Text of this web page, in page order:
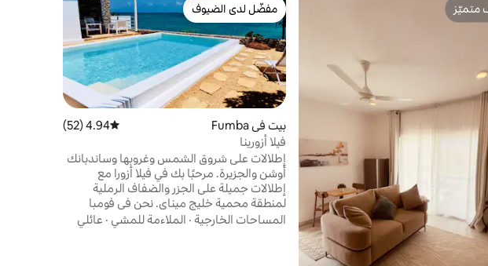
متميّز مفضّل لدى الضيوف
مفضّل لدى الضيوف
بيت في Fumba متوسط التقييم 4.94 من 5، 52 مراجعات
4.94 (52)
فيلا أزورينا
إطلالات على شروق الشمس وغروبها وساندبانك
أوشن والجزيرة. مرحبًا بك في فيلا أزورا مع
إطلالات جميلة على الجزر والضفاف الرملية
لمنطقة محمية خليج ميناي. نحن في فومبا
منطقة هادئة على بعد 20 دقيقة من ستون تاون
التاريخية و 20 دقيقة من المطار. نحن نوفر
المساحات الخارجية · الملاءمة للمشي · عائلي